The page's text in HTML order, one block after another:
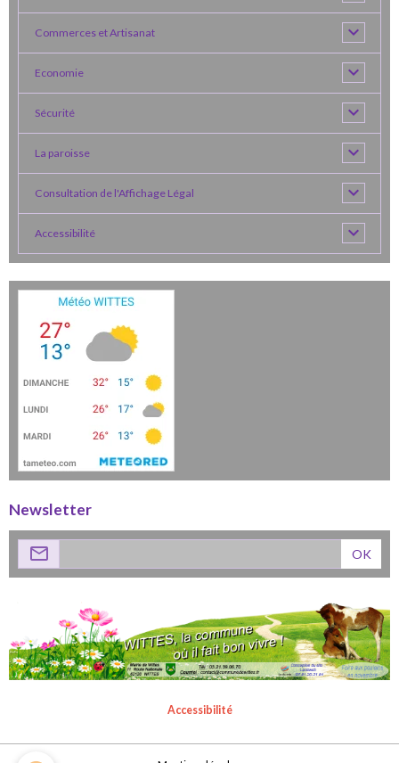
Commerces et Artisanat
Economie
Sécurité
La paroisse
Consultation de l'Affichage Légal
Accessibilité
Newsletter
OK
Accessibilité